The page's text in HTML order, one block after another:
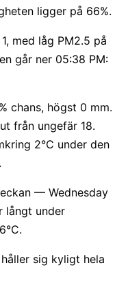
ligger på 66%.
med låg PM2.5 på
går ner 05:38 PM:
chans, högst 0 mm.
från ungefär 18.
2°C under den
— Wednesday
långt under
sig kyligt hela